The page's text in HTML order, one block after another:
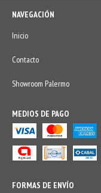
NAVEGACIÓN
Inicio
Contacto
Showroom Palermo
MEDIOS DE PAGO
FORMAS DE ENVÍO